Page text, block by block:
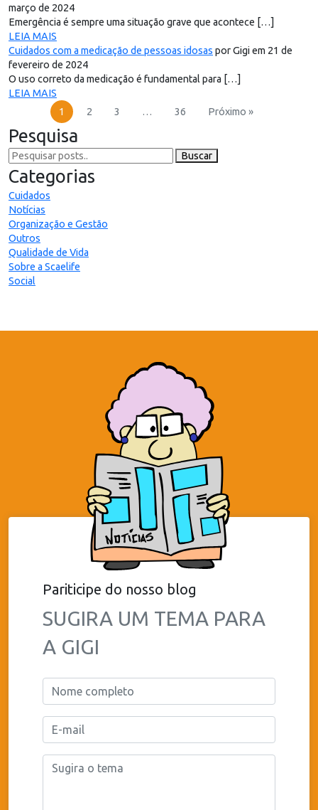
março de 2024
Emergência é sempre uma situação grave que acontece […]
LEIA MAIS
Cuidados com a medicação de pessoas idosas por Gigi em 21 de
fevereiro de 2024
O uso correto da medicação é fundamental para […]
LEIA MAIS
1
2 3 … 36 Próximo »
Pesquisa
Buscar
Categorias
Cuidados
Notícias
Organização e Gestão
Outros
Qualidade de Vida
Sobre a Scaelife
Social
Pariticipe do nosso blog
SUGIRA UM TEMA PARA
A GIGI